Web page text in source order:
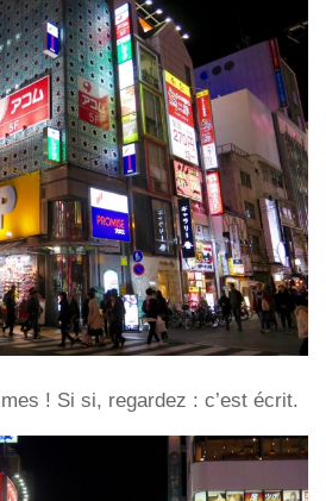
! Si si, regardez : c’est écrit.